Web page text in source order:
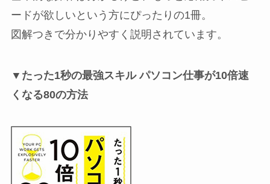
ードが欲しいという方にぴったりの1冊。
図解つきで分かりやすく説明されています。
▼たった1秒の最強スキル パソコン仕事が10倍速
くなる80の方法